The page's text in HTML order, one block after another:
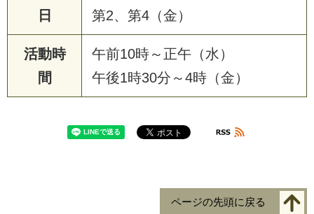
日
第2、第4（金）
活動時
間
午前10時～正午（水）
午後1時30分～4時（金）
ページの先頭に戻る